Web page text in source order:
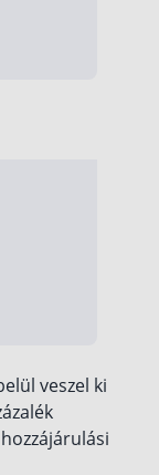
veszel ki